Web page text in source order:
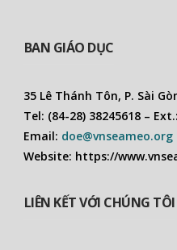
BAN GIÁO DỤC
35 Lê Thánh Tôn, P. Sài
Tel: (84-28) 38245618 –
Email: doe@vnseameo.org
Website: https://
LIÊN KẾT VỚI CHÚNG TÔI